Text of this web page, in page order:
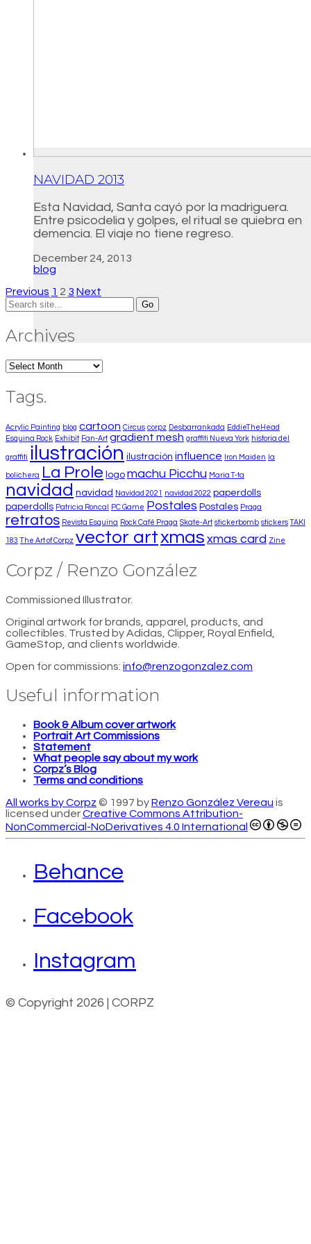
NAVIDAD 2013
Esta Navidad, Santa cayó por la madriguera.
Entre psicodelia y golpes, el ritual se quiebra en
demencia. El viaje no tiene regreso.
December 24, 2013
blog
Previous 1 2 3 Next
Search
for:
Archives
Archives
Tags.
Acrylic Painting blog cartoon Circus corpz Desbarrankada EddieTheHead
Esquina Rock Exhibit Fan-Art gradient mesh graffiti Nueva York historia del
graffiti ilustración ilustración influence Iron Maiden la
bolichera La Prole logo machu Picchu Maria T-ta
navidad navidad Navidad 2021 navidad 2022 paperdolls
paperdolls Patricia Roncal PC Game Postales Postales Praga
retratos Revista Esquina Rock Café Praga Skate-Art stickerbomb stickers TAKI
183 The Art of Corpz vector artxmas xmas card Zine
Corpz / Renzo González
Commissioned Illustrator.
Original artwork for brands, apparel, products, and
collectibles. Trusted by Adidas, Clipper, Royal Enfield,
GameStop, and clients worldwide.
Open for commissions: info@renzogonzalez.com
Useful information
Book & Album cover artwork
Portrait Art Commissions
Statement
What people say about my work
Corpz’s Blog
Terms and conditions
All works by Corpz © 1997 byRenzo González Vereau is
licensed underCreative Commons Attribution-
NonCommercial-NoDerivatives 4.0 International
Behance
Facebook
Instagram
© Copyright 2026 | CORPZ